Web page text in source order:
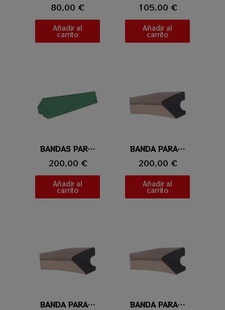
80,00 €
Añadir al
carrito
105,00 €
Añadir al
carrito
Vista rápidaBANDAS PARA CARAMBOLA ESMERALDA
200,00 €
Añadir al
carrito
Vista rápidaBANDA PARA CARAMBOLA KLEBER 232CM
200,00 €
Añadir al
carrito
Vista rápidaBANDA PARA CARAMBOLA KLEBER 285CM Vista rápidaBANDA PARA CARAMBOLA KLEBER 305CM